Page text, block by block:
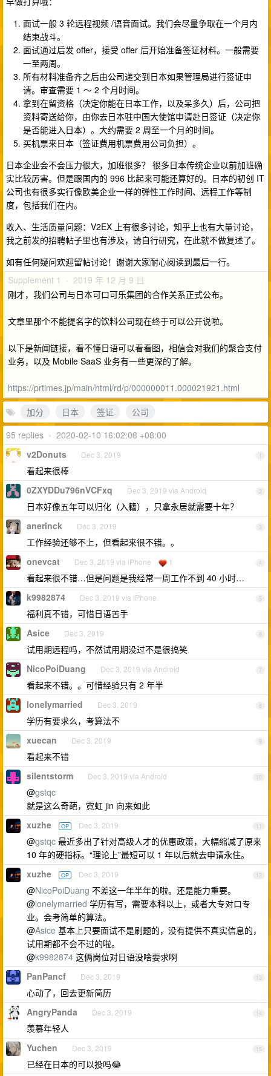
面试一般 3 轮远程视频 /语音面试。我们会尽量争取在一个月内
结束战斗。
面试通过后发 offer，接受 offer 后开始准备签证材料。一般需要
一至两周。
所有材料准备齐之后由公司递交到日本如果管理局进行签证申
请。审查需要 1 ～ 2 个月时间。
拿到在留资格（决定你能在日本工作，以及呆多久）后，公司把
资料寄送给你，由你去日本驻中国大使馆申请赴日签证（决定你
是否能进入日本）。大约需要 2 周至一个月的时间。
买机票来日本（签证费用机票费用公司负担）。
日本企业会不会压力很大，加班很多？ 很多日本传统企业以前加班确
实比较厉害。但是跟国内的 996 比起来可能还算好的。日本的初创 IT
公司也有很多实行像欧美企业一样的弹性工作时间、远程工作等制
度，包括我们在内。
收入、生活质量问题：V2EX 上有很多讨论，知乎上也有大量讨论，
我之前发的招聘帖子里也有涉及，请自行研究，在此就不做复述了。
如有任何疑问欢迎留帖讨论！谢谢大家耐心阅读到最后一行。
Supplement 1 · 2019 年 12 月 9 日
刚才，我们公司与日本可口可乐集团的合作关系正式公布。
文章里那个不能提名字的饮料公司现在终于可以公开说啦。
以下是新闻链接，看不懂日语可以看看图，相信会对我们的聚合支付
业务，以及 Mobile SaaS 业务有一些更深的了解。
https://prtimes.jp/main/html/rd/p/000000011.000021921.html
加分
日本 签证
公司
95 replies • 2020-02-10 16:02:08 +08:00
1
v2Donuts Dec 3, 2019
看起来很棒
2
0ZXYDDu796nVCFxq Dec 3, 2019 via Android
日本好像五年可以归化（入籍），只拿永居就需要十年？
3
anerinck Dec 3, 2019
工作经验还够不上，但看起来很不错。。
4
onevcat Dec 3, 2019 via iPhone 1
看起来很不错…但是问题是我经常一周工作不到 40 小时…
5
k9982874 Dec 3, 2019 via iPhone
福利真不错，可惜日语苦手
6
Asice Dec 3, 2019
试用期远程吗，不然试用期没过不是很搞笑
7
NicoPoiDuang Dec 3, 2019 via Android
看起来不错。。可惜经验只有 2 年半
8
lonelymarried Dec 3, 2019
学历有要求么，考算法不
9
xuecan Dec 3, 2019
看起来不错
10
silentstorm Dec 3, 2019 via Android
@gstqc
就是这么奇葩，霓虹 jin 向来如此
11
xuzhe OP Dec 3, 2019
@gstqc 最近多出了针对高级人才的优惠政策，大幅缩减了原来
10 年的硬指标。“理论上”最短可以 1 年以后就去申请永住。
12
xuzhe OP Dec 3, 2019
@NicoPoiDuang 不差这一年半年的啦。还是能力重要。
@lonelymarried 学历有写，需要本科以上，或者大专对口专
业。会考简单的算法。
@Asice 基本上只要面试不是刷题的，没有提供不真实信息的，
试用期都不会不过的啦。
@k9982874 这俩岗位对日语没啥要求啊
13
PanPancf Dec 3, 2019
心动了，回去更新简历
14
AngryPanda Dec 3, 2019
羡慕年轻人
15
Yuchen Dec 3, 2019
已经在日本的可以投吗😂